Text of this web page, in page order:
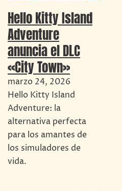
Hello Kitty Island
Adventure
anuncia el DLC
«City Town»
marzo 24, 2026
Hello Kitty Island
Adventure: la
alternativa perfecta
para los amantes de
los simuladores de
vida.